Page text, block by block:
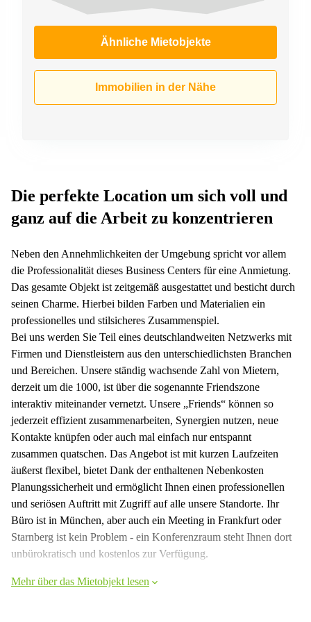
Ähnliche Mietobjekte
Immobilien in der Nähe
Die perfekte Location um sich voll und
ganz auf die Arbeit zu konzentrieren
Neben den Annehmlichkeiten der Umgebung spricht vor allem
die Professionalität dieses Business Centers für eine Anmietung.
Das gesamte Objekt ist zeitgemäß ausgestattet und besticht durch
seinen Charme. Hierbei bilden Farben und Materialien ein
professionelles und stilsicheres Zusammenspiel.
Bei uns werden Sie Teil eines deutschlandweiten Netzwerks mit
Firmen und Dienstleistern aus den unterschiedlichsten Branchen
und Bereichen. Unsere ständig wachsende Zahl von Mietern,
derzeit um die 1000, ist über die sogenannte Friendszone
interaktiv miteinander vernetzt. Unsere „Friends“ können so
jederzeit effizient zusammenarbeiten, Synergien nutzen, neue
Kontakte knüpfen oder auch mal einfach nur entspannt
zusammen quatschen. Das Angebot ist mit kurzen Laufzeiten
äußerst flexibel, bietet Dank der enthaltenen Nebenkosten
Planungssicherheit und ermöglicht Ihnen einen professionellen
und seriösen Auftritt mit Zugriff auf alle unsere Standorte. Ihr
Büro ist in München, aber auch ein Meeting in Frankfurt oder
Starnberg ist kein Problem - ein Konferenzraum steht Ihnen dort
unbürokratisch und kostenlos zur Verfügung.
Mehr über das Mietobjekt lesen